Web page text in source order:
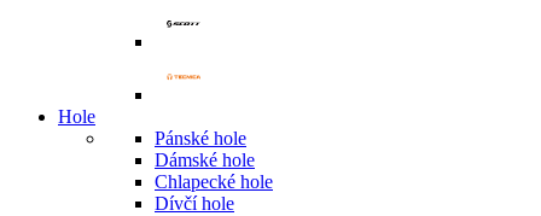
Hole
Pánské hole
Dámské hole
Chlapecké hole
Dívčí hole